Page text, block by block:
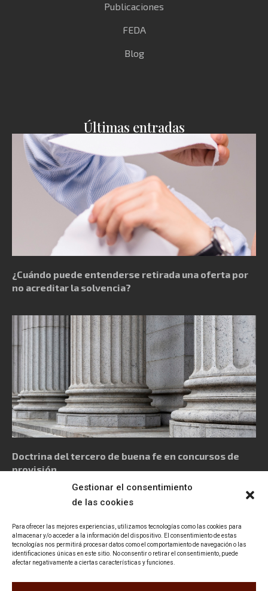
Gestionar el consentimiento
de las cookies
Para ofrecer las mejores experiencias, utilizamos tecnologías como las cookies para
almacenar y/o acceder a la información del dispositivo. El consentimiento de estas
tecnologías nos permitirá procesar datos como el comportamiento de navegación o las
identificaciones únicas en este sitio. No consentir o retirar el consentimiento, puede
afectar negativamente a ciertas características y funciones.
Publicaciones
FEDA
Blog
Últimas entradas
¿Cuándo puede entenderse retirada una oferta por
no acreditar la solvencia?
Doctrina del tercero de buena fe en concursos de
provisión
Política de privacidad Aviso Legal
Política de cookies